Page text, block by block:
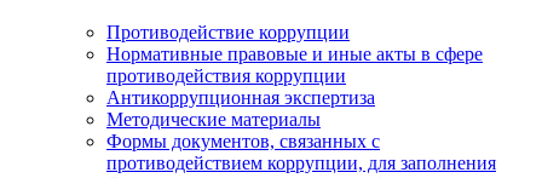
Противодействие коррупции
Нормативные правовые и иные акты в сфере
противодействия коррупции
Антикоррупционная экспертиза
Методические материалы
Формы документов, связанных с
противодействием коррупции, для заполнения